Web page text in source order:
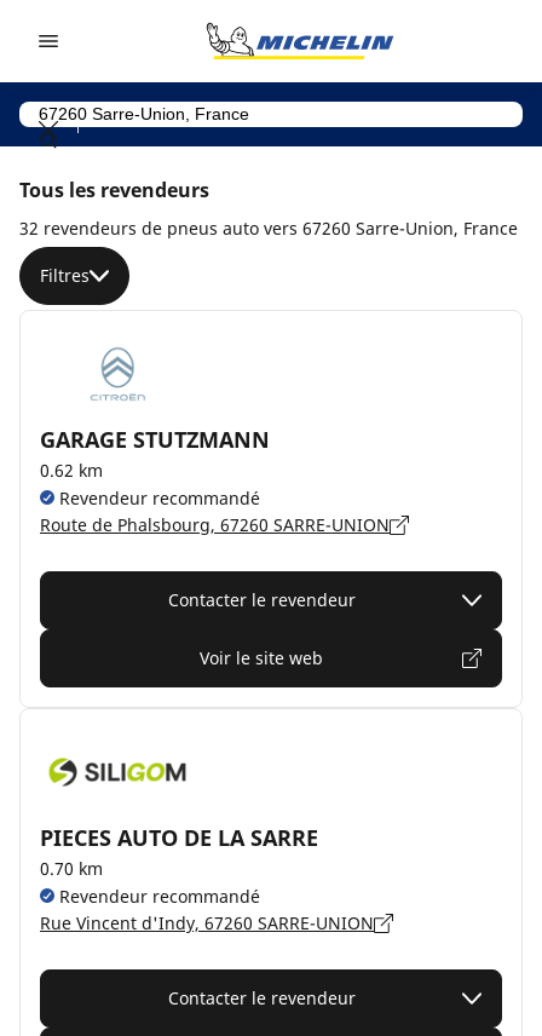
Tous les revendeurs
32 revendeurs de pneus auto vers 67260 Sarre-Union, France
Filtres
GARAGE STUTZMANN
0.62 km
Revendeur recommandé
Route de Phalsbourg, 67260 SARRE-UNION
Contacter le revendeur
Voir le site web
PIECES AUTO DE LA SARRE
0.70 km
Revendeur recommandé
Rue Vincent d'Indy, 67260 SARRE-UNION
Contacter le revendeur